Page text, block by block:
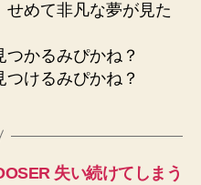
めて非凡な夢が見た
かるみぴかね？
けるみぴかね？
失い続けてしまう